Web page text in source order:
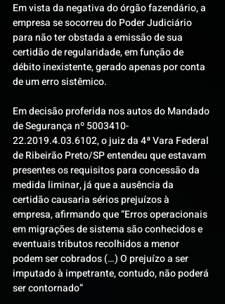
Em vista da negativa do órgão fazendário, a
empresa se socorreu do Poder Judiciário
para não ter obstada a emissão de sua
certidão de regularidade, em função de
débito inexistente, gerado apenas por conta
de um erro sistêmico.
Em decisão proferida nos autos do Mandado
de Segurança nº 5003410-
22.2019.4.03.6102, o juiz da 4ª Vara Federal
de Ribeirão Preto/SP entendeu que estavam
presentes os requisitos para concessão da
medida liminar, já que a ausência da
certidão causaria sérios prejuízos à
empresa, afirmando que “Erros operacionais
em migrações de sistema são conhecidos e
eventuais tributos recolhidos a menor
podem ser cobrados (…) O prejuízo a ser
imputado à impetrante, contudo, não poderá
ser contornado”